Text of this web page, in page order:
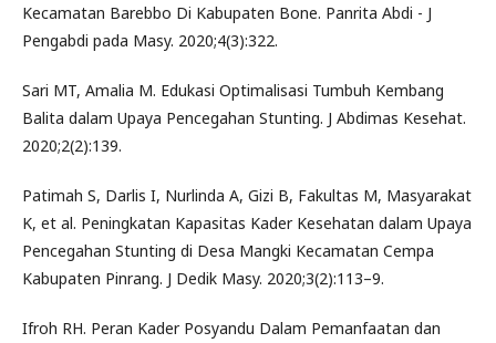
Kecamatan Barebbo Di Kabupaten Bone. Panrita Abdi - J
Pengabdi pada Masy. 2020;4(3):322.
Sari MT, Amalia M. Edukasi Optimalisasi Tumbuh Kembang
Balita dalam Upaya Pencegahan Stunting. J Abdimas Kesehat.
2020;2(2):139.
Patimah S, Darlis I, Nurlinda A, Gizi B, Fakultas M, Masyarakat
K, et al. Peningkatan Kapasitas Kader Kesehatan dalam Upaya
Pencegahan Stunting di Desa Mangki Kecamatan Cempa
Kabupaten Pinrang. J Dedik Masy. 2020;3(2):113–9.
Ifroh RH. Peran Kader Posyandu Dalam Pemanfaatan dan